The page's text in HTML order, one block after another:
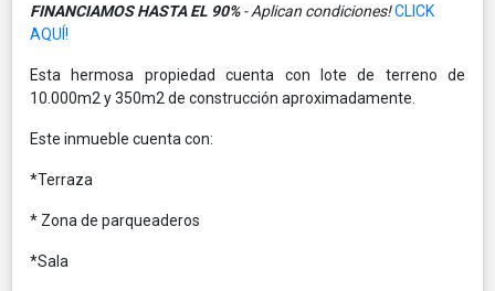
FINANCIAMOS HASTA EL 90%- Aplican condiciones!CLICK
AQUÍ!
Esta hermosa propiedad cuenta con lote de terreno de
10.000m2 y 350m2 de construcción aproximadamente.
Este inmueble cuenta con:
*Terraza
* Zona de parqueaderos
*Sala